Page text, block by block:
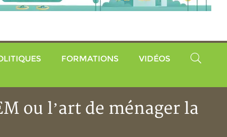
FORMATIONS VIDÉOS
ou l’art de ménager la